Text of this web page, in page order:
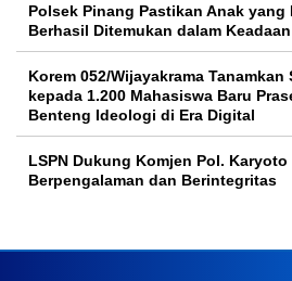
Polsek Pinang Pastikan Anak yang
Berhasil Ditemukan dalam
Korem 052/Wijayakrama Tanamkan
kepada 1.200 Mahasiswa Baru
Benteng Ideologi di Era Digital
LSPN Dukung Komjen Pol.
Berpengalaman dan Berintegritas